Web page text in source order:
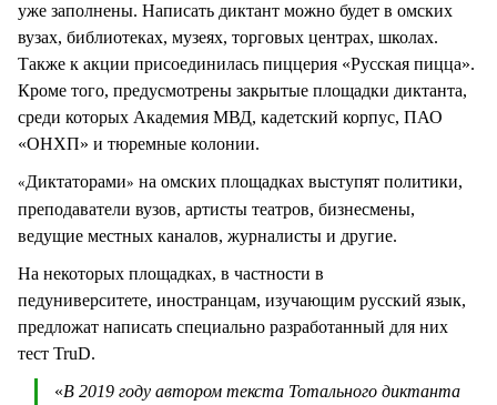
уже заполнены. Написать диктант можно будет в омских
вузах, библиотеках, музеях, торговых центрах, школах.
Также к акции присоединилась пиццерия «Русская пицца».
Кроме того, предусмотрены закрытые площадки диктанта,
среди которых Академия МВД, кадетский корпус, ПАО
«ОНХП» и тюремные колонии.
«Диктаторами» на омских площадках выступят политики,
преподаватели вузов, артисты театров, бизнесмены,
ведущие местных каналов, журналисты и другие.
На некоторых площадках, в частности в
педуниверситете, иностранцам, изучающим русский язык,
предложат написать специально разработанный для них
тест TruD.
«В 2019 году автором текста Тотального диктанта